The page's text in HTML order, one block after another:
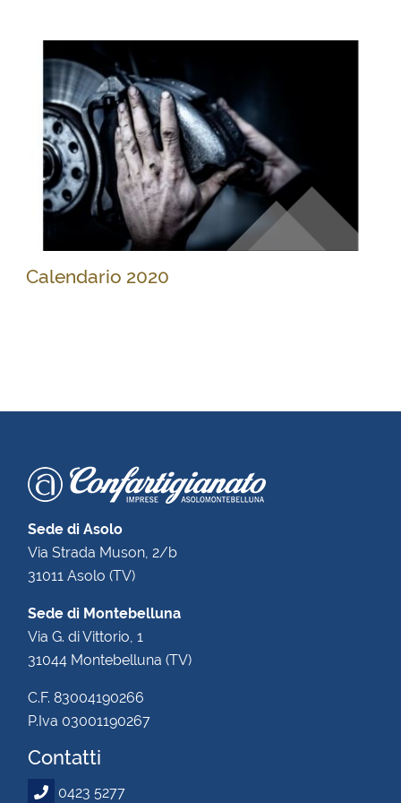
Calendario 2020
Sede di Asolo
Via Strada Muson, 2/b
31011 Asolo (TV)
Sede di Montebelluna
Via G. di Vittorio, 1
31044 Montebelluna (TV)
C.F. 83004190266
P.Iva 03001190267
Contatti
0423 5277